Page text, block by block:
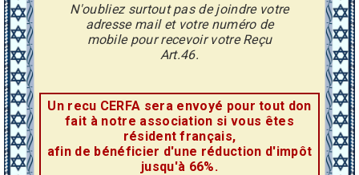
N'oubliez surtout pas de joindre votre
adresse mail et votre numéro de
mobile pour recevoir votre Reçu
Art.46.
Un recu CERFA sera envoyé pour tout don
fait à notre association si vous êtes
résident français,
afin de bénéficier d'une réduction d'impôt
jusqu'à 66%.